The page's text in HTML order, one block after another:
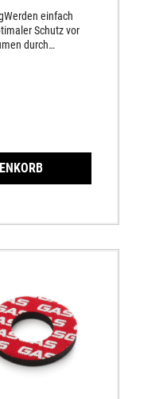
einfach
Schutz vor
durch